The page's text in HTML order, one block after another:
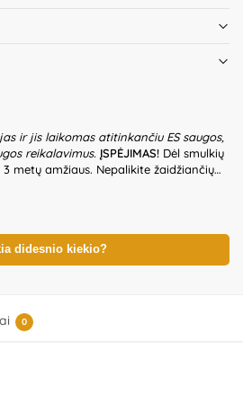
ir jis laikomas atitinkančiu ES saugos,
reikalavimus. ĮSPĖJIMAS! Dėl smulkių
metų amžiaus. Nepalikite žaidžiančių
Prieš naudodami žaislą patikrinkite
žaislo, jeigu kuri nors iš dalių yra
spalvos gali nežymiai skirtis.
ateičiai. Kilmės šalis – Kinija.
Sp.K, ul. Poludniowa 29A, 05-540
didesnio kiekio?
0